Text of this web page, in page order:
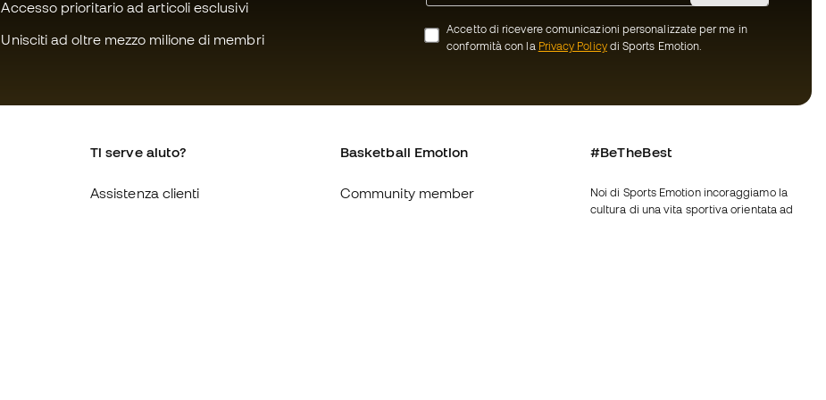
Accesso prioritario ad articoli esclusivi
Unisciti ad oltre mezzo milione di membri
Accetto di ricevere comunicazioni personalizzate per me in
conformità con la Privacy Policydi Sports Emotion.
Ti serve aiuto?
Assistenza clienti
Basketball Emotion
Community member
#BeTheBest
Noi di Sports Emotion incoraggiamo la
cultura di una vita sportiva orientata ad